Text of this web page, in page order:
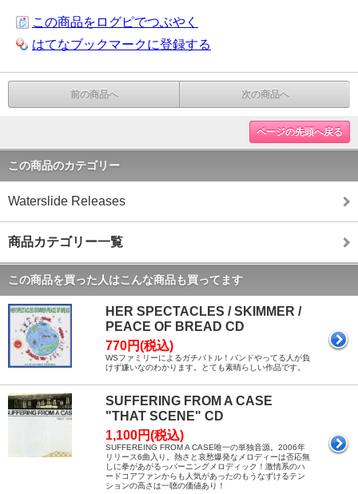
この商品をログピでつぶやく
はてなブックマークに登録する
前の商品へ 次の商品へ
ページの先頭へ戻る
この商品のカテゴリー
Waterslide Releases
商品カテゴリー一覧
この商品を買った人はこんな商品も買ってます
HER SPECTACLES / SKIMMER /
PEACE OF BREAD CD
770円(税込)
WSファミリーによるガチバトル！バンドやってる人が負
けず嫌いなのわかります。とても素晴らしい作品です。
SUFFERING FROM A CASE
"THAT SCENE" CD
1,100円(税込)
SUFFEREING FROM A CASE唯一の単独音源。2006年
リリース6曲入り。熱さと哀愁爆発なメロディーは否応無
しに拳があがるっバーニングメロディック！激情系のハ
ードコアファンからも人気があったのもうなずけるテン
ションの高さは一聴の価値あり！